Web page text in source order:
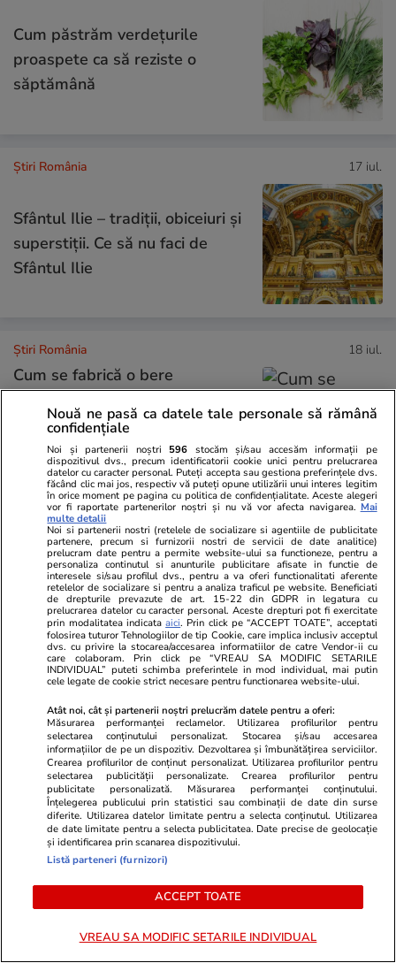
Cum păstrăm verdețurile
proaspete ca să reziste o
săptămână
Știri România 17 iul.
Sfântul Ilie – tradiții, obiceiuri și
superstiții. Ce să nu faci de
Sfântul Ilie
Știri România 18 iul.
Cum se fabrică o bere
folosite doar patru ingrediente”.
La scară industrială,
fermentația este accelerată de
la 4-6 săptămâni la 5-7 zile
Analiză
Știri România 18 iul.
Cele mai bune piscine pentru
câini: cât costă, ce modele
există și cum alegi varianta
potrivită
Știri România 18 iul.
Șeful DNSC, despre atacul
cibernetic de la Cadastru:
„Atacatorul a fost norocos, i s-
au aliniat planetele.” Când
revine sistemul online ANCPI
50 de ani de când Nadia
Nouă ne pasă ca datele tale personale să rămână
confidențiale
Noi și partenerii noștri 596 stocăm și/sau accesăm informații pe
dispozitivul dvs., precum identificatorii cookie unici pentru prelucrarea
datelor cu caracter personal. Puteți accepta sau gestiona preferințele dvs.
făcând clic mai jos, respectiv vă puteți opune utilizării unui interes legitim
în orice moment pe pagina cu politica de confidențialitate. Aceste alegeri
vor fi raportate partenerilor noștri și nu vă vor afecta navigarea. Mai
multe detalii
Noi si partenerii nostri (retelele de socializare si agentiile de publicitate
partenere, precum si furnizorii nostri de servicii de date analitice)
prelucram date pentru a permite website-ului sa functioneze, pentru a
personaliza continutul si anunturile publicitare afisate in functie de
interesele si/sau profilul dvs., pentru a va oferi functionalitati aferente
retelelor de socializare si pentru a analiza traficul pe website. Beneficiati
de drepturile prevazute de art. 15-22 din GDPR in legatura cu
prelucrarea datelor cu caracter personal. Aceste drepturi pot fi exercitate
prin modalitatea indicataaici. Prin click pe “ACCEPT TOATE”, acceptati
folosirea tuturor Tehnologiilor de tip Cookie, care implica inclusiv acceptul
dvs. cu privire la stocarea/accesarea informatiilor de catre Vendor-ii cu
care colaboram. Prin click pe “VREAU SA MODIFIC SETARILE
INDIVIDUAL” puteti schimba preferintele in mod individual, mai putin
cele legate de cookie strict necesare pentru functionarea website-ului.
Atât noi, cât și partenerii noștri prelucrăm datele pentru a oferi:
Măsurarea performanței reclamelor. Utilizarea profilurilor pentru
selectarea conținutului personalizat. Stocarea și/sau accesarea
informațiilor de pe un dispozitiv. Dezvoltarea și îmbunătățirea serviciilor.
Crearea profilurilor de conținut personalizat. Utilizarea profilurilor pentru
selectarea publicității personalizate. Crearea profilurilor pentru
publicitate personalizată. Măsurarea performanței conținutului.
Înțelegerea publicului prin statistici sau combinații de date din surse
diferite. Utilizarea datelor limitate pentru a selecta conținutul. Utilizarea
de date limitate pentru a selecta publicitatea. Date precise de geolocație
și identificarea prin scanarea dispozitivului.
Listă parteneri (furnizori)
ACCEPT TOATE
VREAU SA MODIFIC SETARILE INDIVIDUAL